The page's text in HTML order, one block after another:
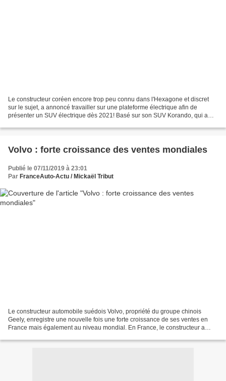
Le constructeur coréen encore trop peu connu dans l'Hexagone et discret
sur le sujet, a annoncé travailler sur une plateforme électrique afin de
présenter un SUV électrique dès 2021! Basé sur son SUV Korando, qui a
Volvo : forte croissance des ventes mondiales
Publié le 07/11/2019 à 23:01
Par FranceAuto-Actu / Mickaël Tribut
Le constructeur automobile suédois Volvo, propriété du groupe chinois
Geely, enregistre une nouvelle fois une forte croissance de ses ventes en
France mais également au niveau mondial. En France, le constructeur a